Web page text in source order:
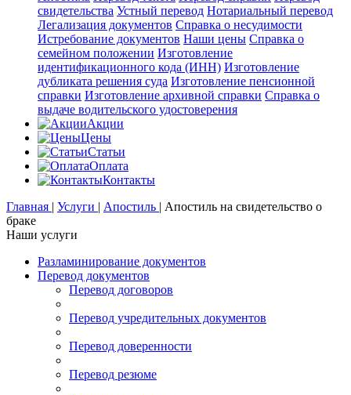
свидетельства Устный перевод Нотариальный перевод
Легализация документов Справка о несудимости
Истребование документов Наши цены Справка о
семейном положении Изготовление
идентификационного кода (ИНН) Изготовление
дубликата решения суда Изготовление пенсионной
справки Изготовление архивной справки Справка о
выдаче водительского удостоверения
Акции
Цены
Статьи
Оплата
Контакты
Главная | Услуги | Апостиль | Апостиль на свидетельство о
браке
Наши услуги
Разламинирование документов
Перевод документов
Перевод договоров
Перевод учредительных документов
Перевод доверенности
Перевод резюме